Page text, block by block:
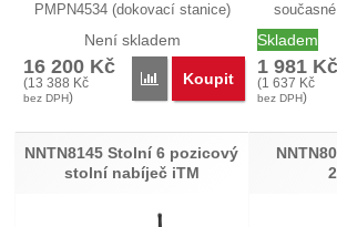
PMPN4534 (dokovací stanice)
Není skladem
16 200 Kč
(13 388 Kč
bez DPH)
Porovnat
Koupit
Skladem
1 981 Kč
(1 637 Kč
bez DPH)
NNTN8145 Stolní 6 pozicový
stolní nabíječ iTM